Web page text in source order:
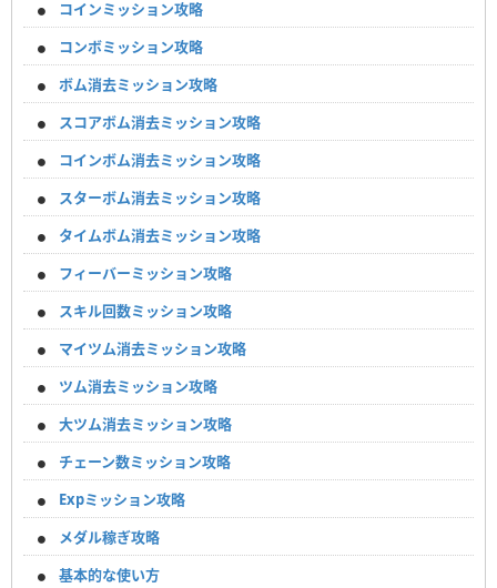
コインミッション攻略
コンボミッション攻略
ボム消去ミッション攻略
スコアボム消去ミッション攻略
コインボム消去ミッション攻略
スターボム消去ミッション攻略
タイムボム消去ミッション攻略
フィーバーミッション攻略
スキル回数ミッション攻略
マイツム消去ミッション攻略
ツム消去ミッション攻略
大ツム消去ミッション攻略
チェーン数ミッション攻略
Expミッション攻略
メダル稼ぎ攻略
基本的な使い方